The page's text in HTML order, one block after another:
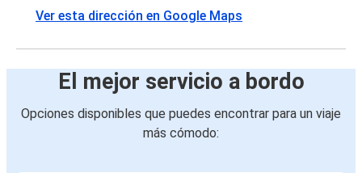
Ver esta dirección en Google Maps
El mejor servicio a bordo
Opciones disponibles que puedes encontrar para un viaje
más cómodo: